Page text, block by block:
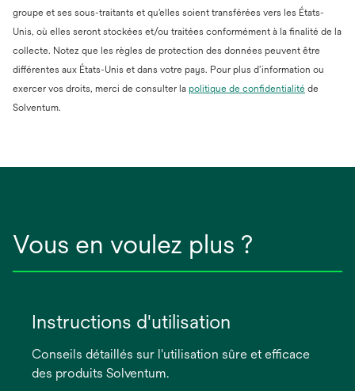
groupe et ses sous-traitants et qu'elles soient transférées vers les États-
Unis, où elles seront stockées et/ou traitées conformément à la finalité de la
collecte. Notez que les règles de protection des données peuvent être
différentes aux États-Unis et dans votre pays. Pour plus d’information ou
exercer vos droits, merci de consulter la politique de confidentialité s’ouvre
de
Solventum.
Vous en voulez plus ?
Instructions d'utilisation
Conseils détaillés sur l'utilisation sûre et efficace
des produits Solventum.